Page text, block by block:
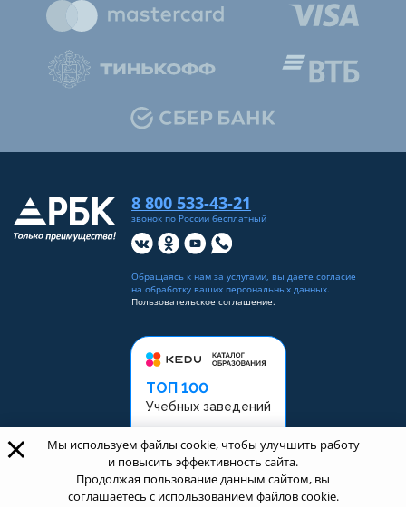
ТОП 100
Учебных заведений
Рейтинг:
8 800 533-43-21
звонок по России бесплатный
Обращаясь к нам за услугами, вы даете согласие
на обработку ваших персональных данных.
Пользовательское соглашение.
×
Мы используем файлы cookie, чтобы улучшить работу
и повысить эффективность сайта.
Продолжая пользование данным сайтом, вы
соглашаетесь с использованием файлов cookie.